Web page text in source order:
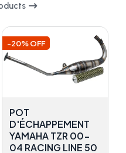
-20% OFF
POT
D'ÉCHAPPEMENT
YAMAHA TZR 00-
04 RACING LINE 50